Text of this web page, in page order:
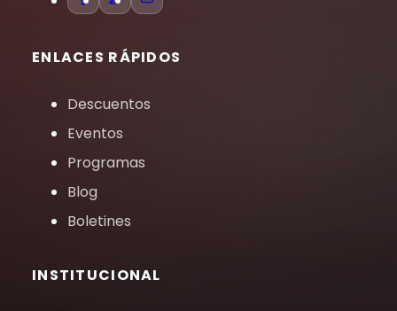
ENLACES RÁPIDOS
Descuentos
Eventos
Programas
Blog
Boletines
INSTITUCIONAL